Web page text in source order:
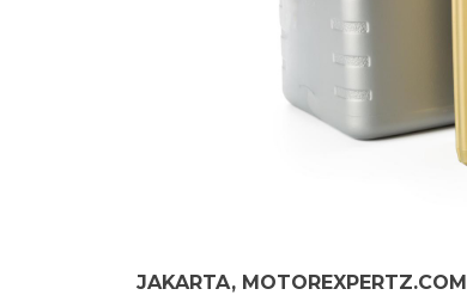
JAKARTA, MOTOREXPERTZ.COM